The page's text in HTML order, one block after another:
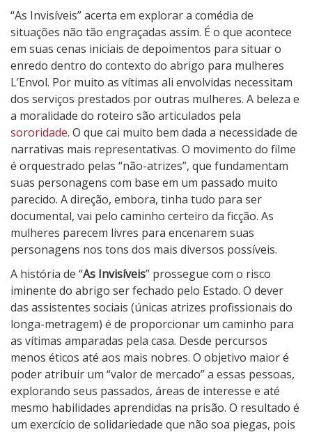
“As Invisíveis” acerta em explorar a comédia de
situações não tão engraçadas assim. É o que acontece
em suas cenas iniciais de depoimentos para situar o
enredo dentro do contexto do abrigo para mulheres
L’Envol. Por muito as vítimas ali envolvidas necessitam
dos serviços prestados por outras mulheres. A beleza e
a moralidade do roteiro são articulados pela
sororidade. O que cai muito bem dada a necessidade de
narrativas mais representativas. O movimento do filme
é orquestrado pelas “não-atrizes”, que fundamentam
suas personagens com base em um passado muito
parecido. A direção, embora, tinha tudo para ser
documental, vai pelo caminho certeiro da ficção. As
mulheres parecem livres para encenarem suas
personagens nos tons dos mais diversos possíveis.
A história de “As Invisíveis” prossegue com o risco
iminente do abrigo ser fechado pelo Estado. O dever
das assistentes sociais (únicas atrizes profissionais do
longa-metragem) é de proporcionar um caminho para
as vítimas amparadas pela casa. Desde percursos
menos éticos até aos mais nobres. O objetivo maior é
poder atribuir um “valor de mercado” a essas pessoas,
explorando seus passados, áreas de interesse e até
mesmo habilidades aprendidas na prisão. O resultado é
um exercício de solidariedade que não soa piegas, pois